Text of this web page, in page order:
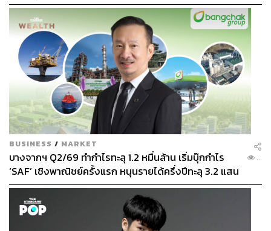
BUSINESS / MARKET
บางจากฯ Q2/69 ทำกำไรทะลุ 1.2 หมื่นล้าน เริ่มบุ๊กกำไร
‘SAF’ เชิงพาณิชย์ครั้งแรก หนุนรายได้ครึ่งปีทะลุ 3.2 แสน
ล้าน
...